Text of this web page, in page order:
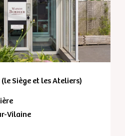
Siège et les Ateliers)
Vilaine